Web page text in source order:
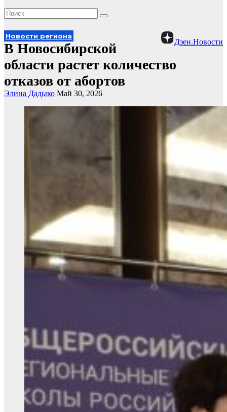
Дзен.Новости
Новости региона
В Новосибирской
области растет количество
отказов от абортов
Элина Дадыко Май 30, 2026